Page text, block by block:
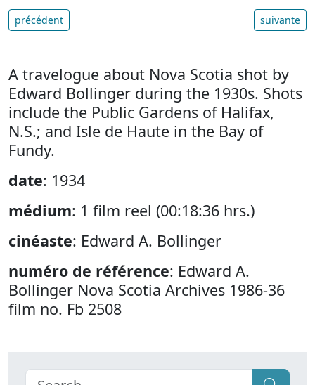
précédent suivante
A travelogue about Nova Scotia shot by
Edward Bollinger during the 1930s. Shots
include the Public Gardens of Halifax,
N.S.; and Isle de Haute in the Bay of
Fundy.
date: 1934
médium: 1 film reel (00:18:36 hrs.)
cinéaste: Edward A. Bollinger
numéro de référence: Edward A.
Bollinger Nova Scotia Archives 1986-36
film no. Fb 2508